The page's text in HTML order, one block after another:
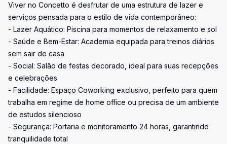
Viver no Concetto é desfrutar de uma estrutura de lazer e
serviços pensada para o estilo de vida contemporâneo:
- Lazer Aquático: Piscina para momentos de relaxamento e sol
- Saúde e Bem-Estar: Academia equipada para treinos diários
sem sair de casa
- Social: Salão de festas decorado, ideal para suas recepções
e celebrações
- Facilidade: Espaço Coworking exclusivo, perfeito para quem
trabalha em regime de home office ou precisa de um ambiente
de estudos silencioso
- Segurança: Portaria e monitoramento 24 horas, garantindo
tranquilidade total